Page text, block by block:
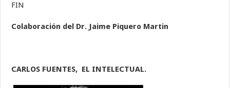
FIN
Colaboración del Dr. Jaime Piquero Martin
CARLOS FUENTES, EL INTELECTUAL.